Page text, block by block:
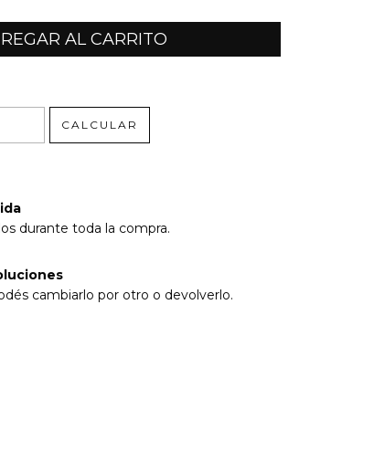
CALCULAR
durante toda la compra.
cambiarlo por otro o devolverlo.